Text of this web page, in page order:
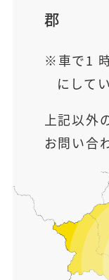
郡
車で1
にして
上記以外
お問い合